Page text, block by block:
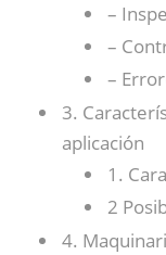
–
–
–
3.
aplicación
1.
2
4.